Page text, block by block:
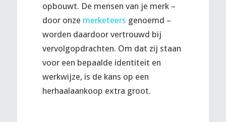
opbouwt. De mensen van je merk –
door onze merketeers genoemd –
worden daardoor vertrouwd bij
vervolgopdrachten. Om dat zij staan
voor een bepaalde identiteit en
werkwijze, is de kans op een
herhaalaankoop extra groot.